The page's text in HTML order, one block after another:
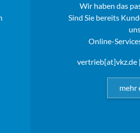
Wir haben das
Sind Sie bereits
Online-
vertrieb[at]vkz.de
mehr